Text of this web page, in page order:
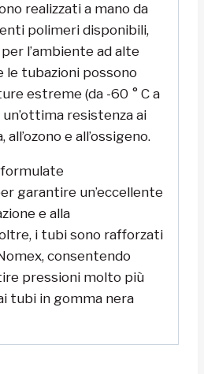
realizzati a mano da
polimeri disponibili,
l’ambiente ad alte
le tubazioni possono
estreme (da -60 ° C a
un’ottima resistenza ai
all’ozono e all’ossigeno.
formulate
garantire un’eccellente
e alla
i tubi sono rafforzati
consentendo
pressioni molto più
tubi in gomma nera